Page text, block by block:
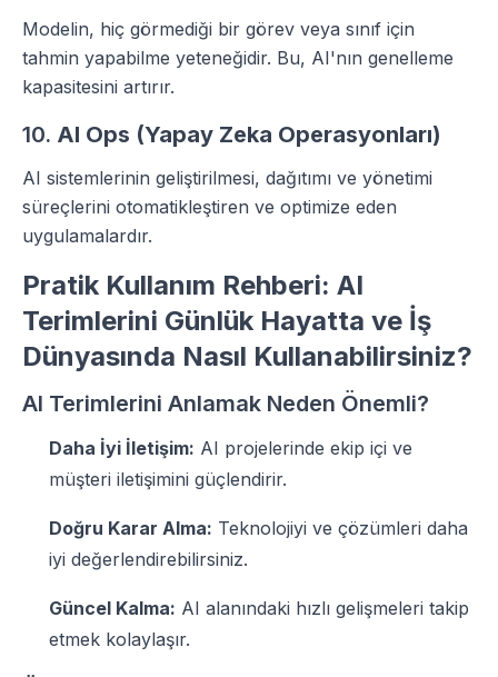
Modelin, hiç görmediği bir görev veya sınıf için
tahmin yapabilme yeteneğidir. Bu, AI'nın genelleme
kapasitesini artırır.
10. AI Ops (Yapay Zeka Operasyonları)
AI sistemlerinin geliştirilmesi, dağıtımı ve yönetimi
süreçlerini otomatikleştiren ve optimize eden
uygulamalardır.
Pratik Kullanım Rehberi: AI
Terimlerini Günlük Hayatta ve İş
Dünyasında Nasıl Kullanabilirsiniz?
AI Terimlerini Anlamak Neden Önemli?
Daha İyi İletişim: AI projelerinde ekip içi ve
müşteri iletişimini güçlendirir.
Doğru Karar Alma: Teknolojiyi ve çözümleri daha
iyi değerlendirebilirsiniz.
Güncel Kalma: AI alanındaki hızlı gelişmeleri takip
etmek kolaylaşır.